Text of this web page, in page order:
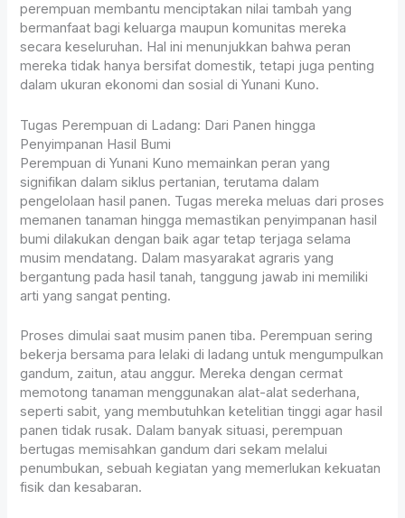
perempuan membantu menciptakan nilai tambah yang
bermanfaat bagi keluarga maupun komunitas mereka
secara keseluruhan. Hal ini menunjukkan bahwa peran
mereka tidak hanya bersifat domestik, tetapi juga penting
dalam ukuran ekonomi dan sosial di Yunani Kuno.
Tugas Perempuan di Ladang: Dari Panen hingga
Penyimpanan Hasil Bumi
Perempuan di Yunani Kuno memainkan peran yang
signifikan dalam siklus pertanian, terutama dalam
pengelolaan hasil panen. Tugas mereka meluas dari proses
memanen tanaman hingga memastikan penyimpanan hasil
bumi dilakukan dengan baik agar tetap terjaga selama
musim mendatang. Dalam masyarakat agraris yang
bergantung pada hasil tanah, tanggung jawab ini memiliki
arti yang sangat penting.
Proses dimulai saat musim panen tiba. Perempuan sering
bekerja bersama para lelaki di ladang untuk mengumpulkan
gandum, zaitun, atau anggur. Mereka dengan cermat
memotong tanaman menggunakan alat-alat sederhana,
seperti sabit, yang membutuhkan ketelitian tinggi agar hasil
panen tidak rusak. Dalam banyak situasi, perempuan
bertugas memisahkan gandum dari sekam melalui
penumbukan, sebuah kegiatan yang memerlukan kekuatan
fisik dan kesabaran.